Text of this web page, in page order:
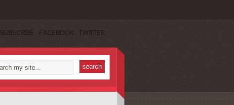
SUBSCRIBE FACEBOOK TWITTER